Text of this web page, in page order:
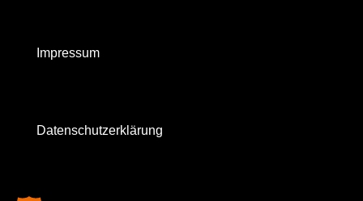
Impressum
Datenschutzerklärung